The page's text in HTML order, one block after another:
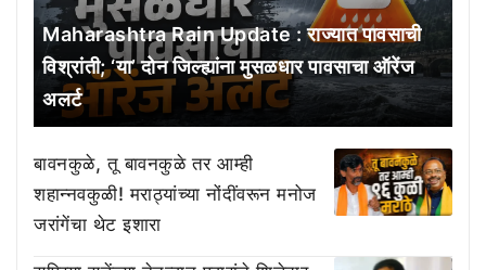
Maharashtra Rain Update : राज्यात पावसाची
विश्रांती; ‘या’ दोन जिल्ह्यांना मुसळधार पावसाचा ऑरेंज
अलर्ट
बावनकुळे, तू बावनकुळे तर आम्ही
शहान्नवकुळी! मराठ्यांच्या नोंदींवरून मनोज
जरांगेंचा थेट इशारा